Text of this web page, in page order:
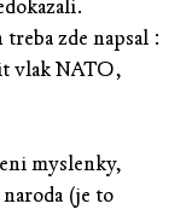
zde napsal :
vlak NATO,
myslenky,
(je to